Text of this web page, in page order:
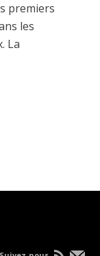
premiers
les
La